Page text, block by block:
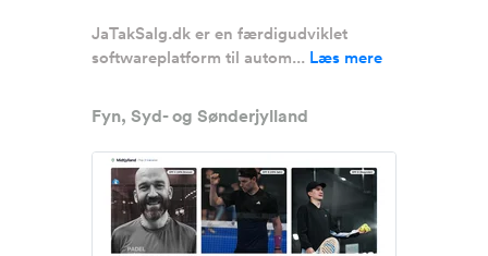
JaTakSalg.dk er en færdigudviklet
softwareplatform til autom... Læs mere
Fyn, Syd- og Sønderjylland